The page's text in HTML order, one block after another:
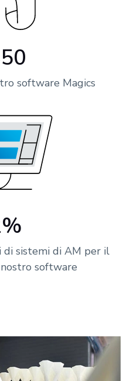
software Magics
sistemi di AM per il
software